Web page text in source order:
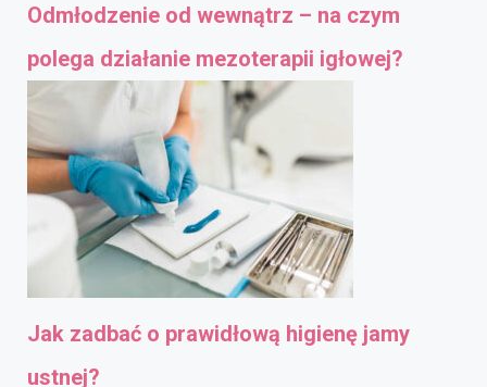
Odmłodzenie od wewnątrz – na czym
polega działanie mezoterapii igłowej?
Jak zadbać o prawidłową higienę jamy
ustnej?